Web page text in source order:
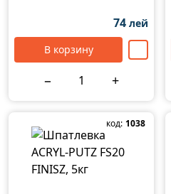
74 лей
В корзину
− +
код: 1038